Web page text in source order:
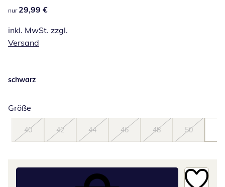
29,99 €
nur 29,99 €
inkl. MwSt. zzgl.
Versand
schwarz
Größe
40 42 44 46 48 50